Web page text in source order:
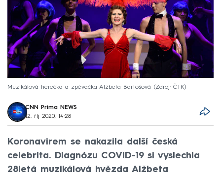
Muzikálová herečka a zpěvačka Alžbeta Bartošová Zdroj: ČTK
CNN Prima NEWS
12. říj 2020, 14:28
Koronavirem se nakazila další česká
celebrita. Diagnózu COVID-19 si vyslechla
28letá muzikálová hvězda Alžbeta